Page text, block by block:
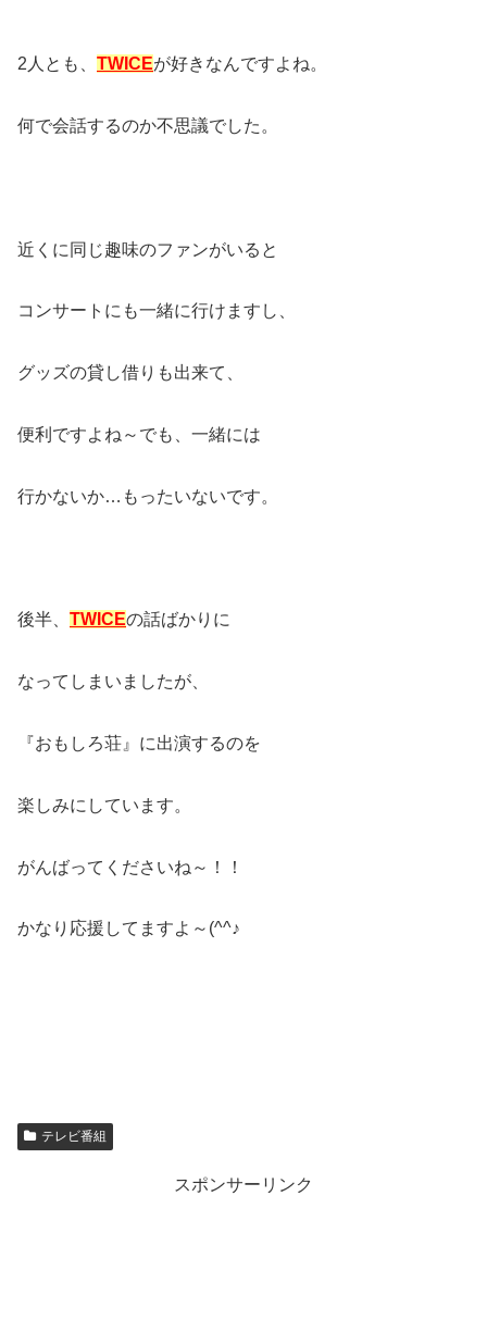
2人とも、 TWICEが好きなんですよね。
何で会話するのか不思議でした。
近くに同じ趣味のファンがいると
コンサートにも一緒に行けますし、
グッズの貸し借りも出来て、
便利ですよね～でも、一緒には
行かないか…もったいないです。
後半、 TWICEの話ばかりに
なってしまいましたが、
『おもしろ荘』に出演するのを
楽しみにしています。
がんばってくださいね～！！
かなり応援してますよ～(^^♪
テレビ番組
スポンサーリンク